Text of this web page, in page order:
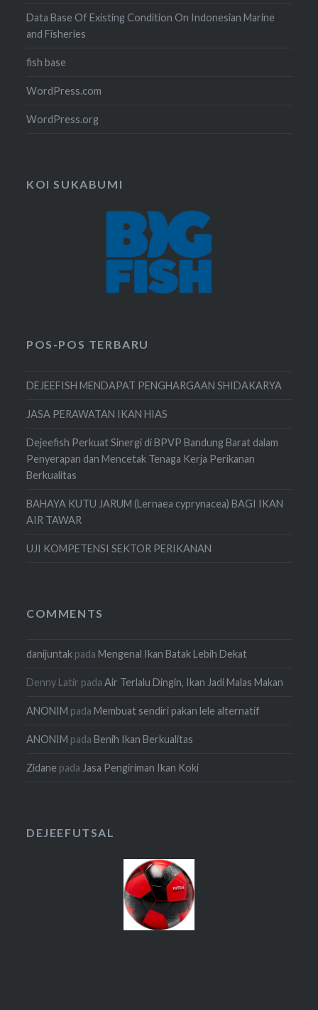
Data Base Of Existing Condition On Indonesian Marine
and Fisheries
fish base
WordPress.com
WordPress.org
KOI SUKABUMI
POS-POS TERBARU
DEJEEFISH MENDAPAT PENGHARGAAN SHIDAKARYA
JASA PERAWATAN IKAN HIAS
Dejeefish Perkuat Sinergi di BPVP Bandung Barat dalam
Penyerapan dan Mencetak Tenaga Kerja Perikanan
Berkualitas
BAHAYA KUTU JARUM (Lernaea cyprynacea) BAGI IKAN
AIR TAWAR
UJI KOMPETENSI SEKTOR PERIKANAN
COMMENTS
danijuntak padaMengenal Ikan Batak Lebih Dekat
Denny Latir padaAir Terlalu Dingin, Ikan Jadi Malas Makan
ANONIM padaMembuat sendiri pakan lele alternatif
ANONIM padaBenih Ikan Berkualitas
Zidane padaJasa Pengiriman Ikan Koki
DEJEEFUTSAL